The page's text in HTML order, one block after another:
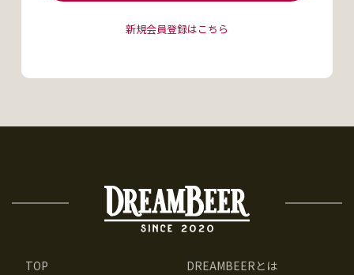
新規会員登録はこちら
TOP DREAMBEERとは